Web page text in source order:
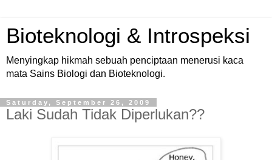
Bioteknologi & Introspeksi
Menyingkap hikmah sebuah penciptaan menerusi kaca
mata Sains Biologi dan Bioteknologi.
Saturday, September 26, 2009
Laki Sudah Tidak Diperlukan??